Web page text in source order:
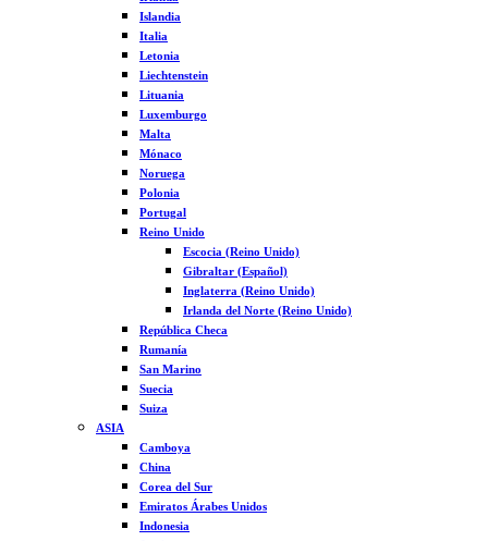
Islandia
Italia
Letonia
Liechtenstein
Lituania
Luxemburgo
Malta
Mónaco
Noruega
Polonia
Portugal
Reino Unido
Escocia (Reino Unido)
Gibraltar (Español)
Inglaterra (Reino Unido)
Irlanda del Norte (Reino Unido)
República Checa
Rumanía
San Marino
Suecia
Suiza
ASIA
Camboya
China
Corea del Sur
Emiratos Árabes Unidos
Indonesia